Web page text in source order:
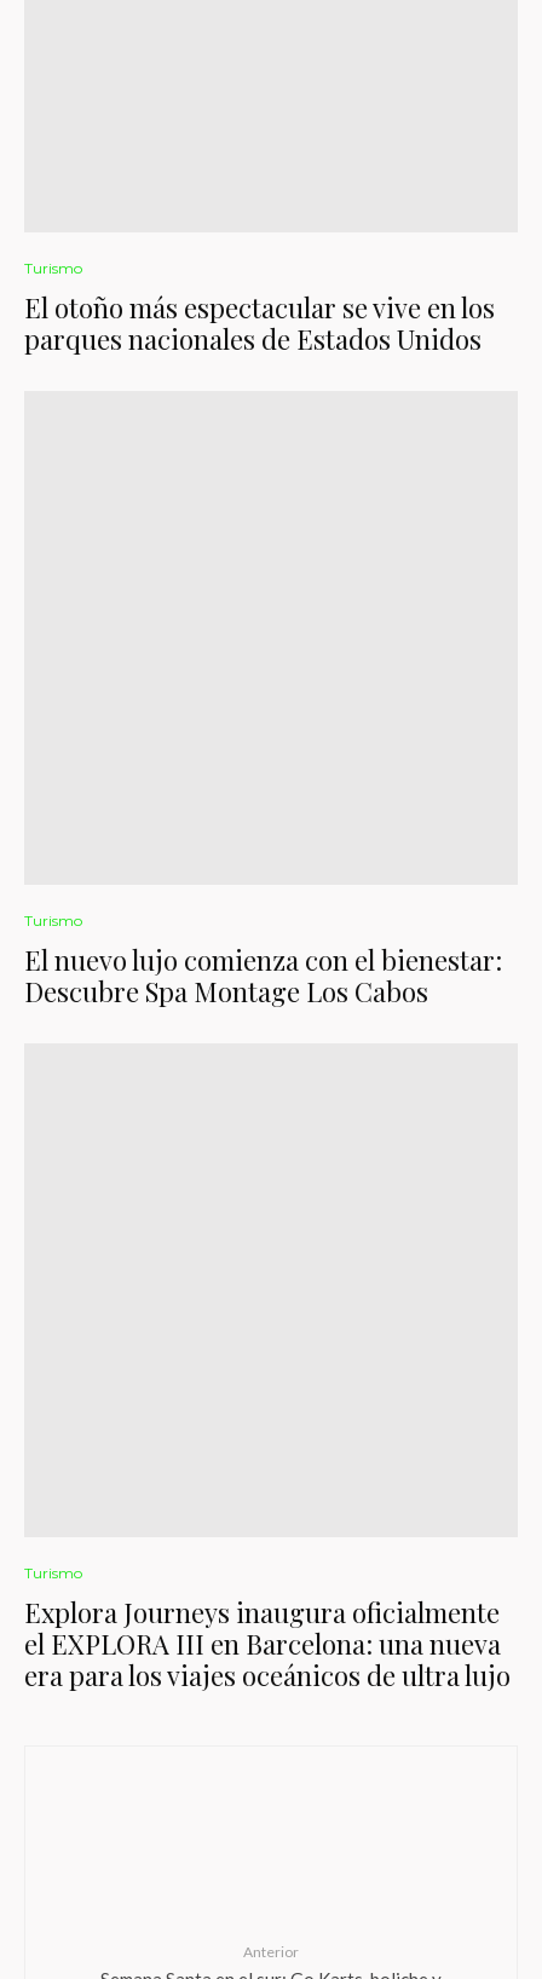
Turismo
El otoño más espectacular se vive en los
parques nacionales de Estados Unidos
Turismo
El nuevo lujo comienza con el bienestar:
Descubre Spa Montage Los Cabos
Turismo
Explora Journeys inaugura oficialmente
el EXPLORA III en Barcelona: una nueva
era para los viajes oceánicos de ultra lujo
Anterior